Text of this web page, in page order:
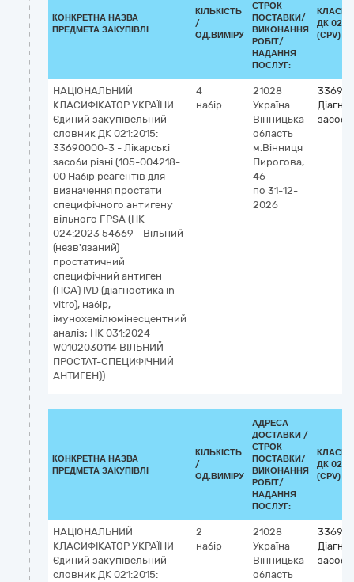
КОНКРЕТНА НАЗВА
ПРЕДМЕТА ЗАКУПІВЛІ
КІЛЬКІСТЬ
/
ОД.ВИМІРУ
СТРОК
ПОСТАВКИ/
ВИКОНАННЯ
РОБІТ/
НАДАННЯ
ПОСЛУГ:
ДК
(CPV)
НАЦІОНАЛЬНИЙ
КЛАСИФІКАТОР УКРАЇНИ
Єдиний закупівельний
словник ДК 021:2015:
33690000-3 - Лікарські
засоби різні (105-004218-
00 Набір реагентів для
визначення простати
специфічного антигену
вільного FPSA (НК
024:2023 54669 - Вільний
(незв'язаний)
простатичний
специфічний антиген
(ПСА) IVD (діагностика in
vitro), набір,
імунохемілюмінесцентний
аналіз; НК 031:2024
W0102030114 ВІЛЬНИЙ
ПРОСТАТ-СПЕЦИФІЧНИЙ
АНТИГЕН))
4
набір
21028
Україна
Вінницька
область
м.Вінниця
Пирогова,
46
по 31-12-
2026
засоби
КОНКРЕТНА НАЗВА
ПРЕДМЕТА ЗАКУПІВЛІ
КІЛЬКІСТЬ
/
ОД.ВИМІРУ
АДРЕСА
ДОСТАВКИ /
СТРОК
ПОСТАВКИ/
ВИКОНАННЯ
РОБІТ/
НАДАННЯ
ПОСЛУГ:
ДК
(CPV)
НАЦІОНАЛЬНИЙ
КЛАСИФІКАТОР УКРАЇНИ
Єдиний закупівельний
словник ДК 021:2015:
2
набір
21028
Україна
Вінницька
область
засоби